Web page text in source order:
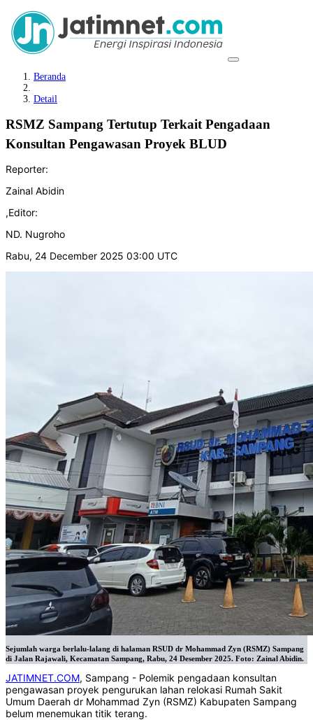
Beranda
Detail
RSMZ Sampang Tertutup Terkait Pengadaan
Konsultan Pengawasan Proyek BLUD
Reporter:
Zainal Abidin
,Editor:
ND. Nugroho
Rabu, 24 December 2025 03:00 UTC
Sejumlah warga berlalu-lalang di halaman RSUD dr Mohammad Zyn (RSMZ) Sampang
di Jalan Rajawali, Kecamatan Sampang, Rabu, 24 Desember 2025. Foto: Zainal Abidin.
JATIMNET.COM, Sampang - Polemik pengadaan konsultan
pengawasan proyek pengurukan lahan relokasi Rumah Sakit
Umum Daerah dr Mohammad Zyn (RSMZ) Kabupaten Sampang
belum menemukan titik terang.